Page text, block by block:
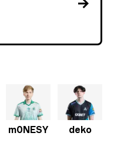
m0NESY deko